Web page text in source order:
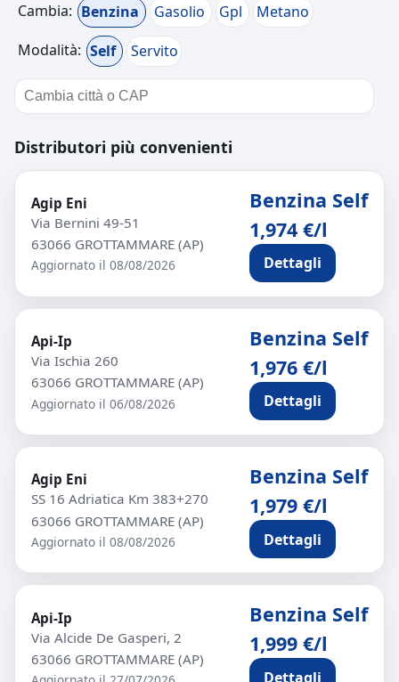
Cambia: Benzina Gasolio Gpl
Metano
Modalità: Self Servito
Distributori più convenienti
Agip Eni
Via Bernini 49-51
63066 GROTTAMMARE (AP)
Aggiornato il 08/08/2026
Benzina Self
1,974 €/l
Dettagli
Api-Ip
Via Ischia 260
63066 GROTTAMMARE (AP)
Aggiornato il 06/08/2026
Benzina Self
1,976 €/l
Dettagli
Agip Eni
SS 16 Adriatica Km 383+270
63066 GROTTAMMARE (AP)
Aggiornato il 08/08/2026
Benzina Self
1,979 €/l
Dettagli
Api-Ip
Via Alcide De Gasperi, 2
63066 GROTTAMMARE (AP)
Benzina Self
1,999 €/l
Dettagli